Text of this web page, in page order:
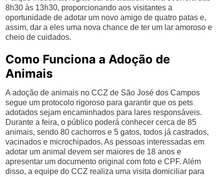
8h30 às 13h30, proporcionando aos visitantes a
oportunidade de adotar um novo amigo de quatro patas e,
assim, dar a eles uma nova chance de ter um lar amoroso e
cheio de cuidados.
Como Funciona a Adoção de
Animais
A adoção de animais no CCZ de São José dos Campos
segue um protocolo rigoroso para garantir que os pets
adotados sejam encaminhados para lares responsáveis.
Durante a feira, o público poderá conhecer cerca de 85
animais, sendo 80 cachorros e 5 gatos, todos já castrados,
vacinados e microchipados. As pessoas interessadas em
adotar um animal devem ser maiores de 18 anos e
apresentar um documento original com foto e CPF. Além
disso, a equipe do CCZ realiza uma visita domiciliar para